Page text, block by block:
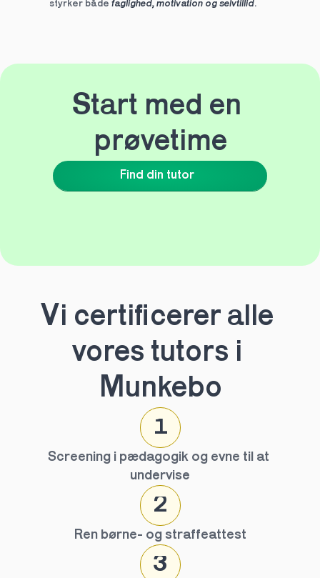
styrker både faglighed, motivation og selvtillid.
Find din tutor
Start med en
prøvetime
Vi certificerer alle
vores tutors i
Munkebo
1
Screening i pædagogik og evne til at
undervise
2
Ren børne- og straffeattest
3